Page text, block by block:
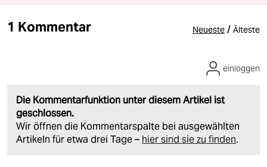
1 Kommentar Neueste / Älteste
Die Kommentarfunktion unter diesem Artikel ist
geschlossen.
Wir öffnen die Kommentarspalte bei ausgewählten
Artikeln für etwa drei Tage – hier sind sie zu finden.
einloggen